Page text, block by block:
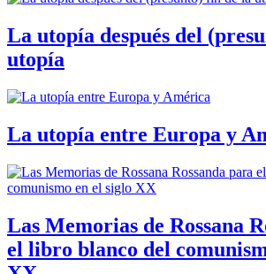
La utopía después del
utopía
La utopía entre Europa y
Las Memorias de Rossana
el libro blanco del